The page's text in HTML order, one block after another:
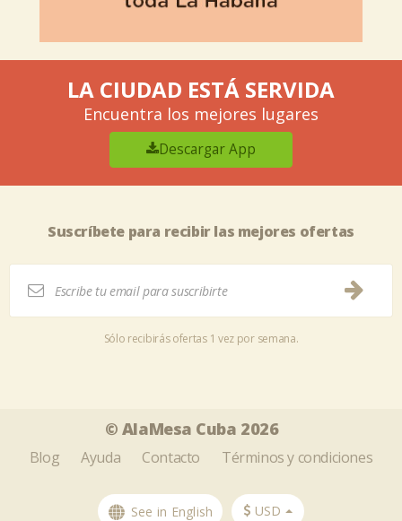
LA CIUDAD ESTÁ SERVIDA
Encuentra los mejores lugares
Descargar App
Suscríbete para recibir las mejores ofertas
Sólo recibirás ofertas 1 vez por semana.
© AlaMesa Cuba 2026
Blog Ayuda Contacto Términos y condiciones
See in English USD